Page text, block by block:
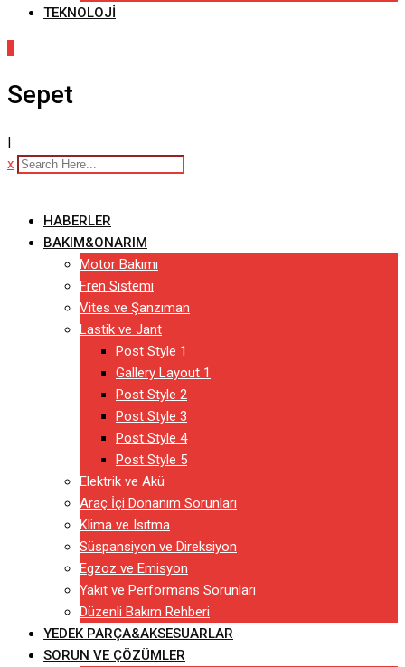
TEKNOLOJI
Sepet
x
HABERLER
BAKIM&ONARIM
Motor Bakımı
Fren Sistemi
Vites ve Şanzıman
Lastik ve Jant
Post Style 1
Gallery Layout 1
Post Style 2
Post Style 3
Post Style 4
Post Style 5
Elektrik ve Akü
Araç İçi Donanım Sorunları
Klima ve Isıtma
Süspansiyon ve Direksiyon
Egzoz ve Emisyon
Yakıt ve Performans Sorunları
Düzenli Bakım Rehberi
YEDEK PARÇA&AKSESUARLAR
SORUN VE ÇÖZÜMLER